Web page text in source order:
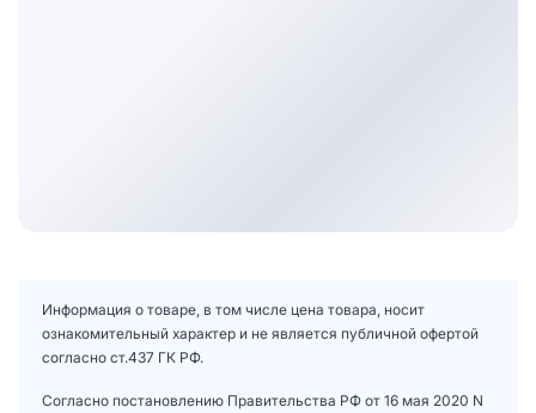
Информация о товаре, в том числе цена товара, носит
ознакомительный характер и не является публичной офертой
согласно ст.437 ГК РФ.
Согласно постановлению Правительства РФ от 16 мая 2020 N